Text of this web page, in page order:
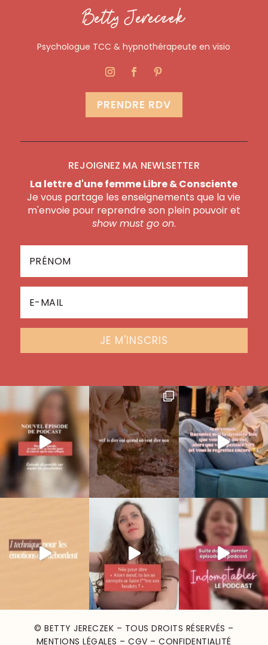
Betty Jereczek
Psychologue TCC & hypnothérapeute en visio
PRENDRE RDV
REJOIGNEZ MA NEWLSETTER
La lettre d'une femme Libre & Consciente
Je vous partage les enseignements que la vie
m'envoie pour reprendre son plein pouvoir et
show must go on.
JE M'INSCRIS
© BETTY JERECZEK – TOUS DROITS RÉSERVÉS –
MENTIONS LÉGALES –CGV –CONFIDENTIALITÉ